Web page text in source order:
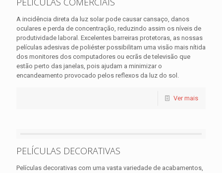
A incidência direta da luz solar pode causar cansaço, danos
oculares e perda de concentração, reduzindo assim os níveis de
produtividade laboral. Excelentes barreiras protetoras, as nossas
películas adesivas de poliéster possibilitam uma visão mais nítida
dos monitores dos computadores ou ecrãs de televisão que
estão perto das janelas, pois ajudam a minimizar o
encandeamento provocado pelos reflexos da luz do sol.
Ver mais
PELÍCULAS DECORATIVAS
Películas decorativas com uma vasta variedade de acabamentos,